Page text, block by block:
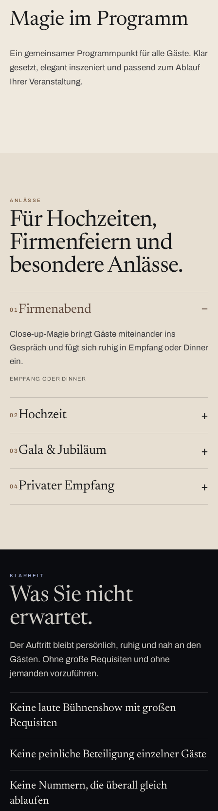
Magie im Programm
Ein gemeinsamer Programmpunkt für alle Gäste. Klar
gesetzt, elegant inszeniert und passend zum Ablauf
Ihrer Veranstaltung.
ANLÄSSE
Für Hochzeiten,
Firmenfeiern und
besondere Anlässe.
01 Firmenabend
Close-up-Magie bringt Gäste miteinander ins
Gespräch und fügt sich ruhig in Empfang oder Dinner
ein.
EMPFANG ODER DINNER
02 Hochzeit
03 Gala & Jubiläum
04 Privater Empfang
KLARHEIT
Was Sie nicht
erwartet.
Der Auftritt bleibt persönlich, ruhig und nah an den
Gästen. Ohne große Requisiten und ohne
jemanden vorzuführen.
Keine laute Bühnenshow mit großen
Requisiten
Keine peinliche Beteiligung einzelner Gäste
Keine Nummern, die überall gleich
ablaufen